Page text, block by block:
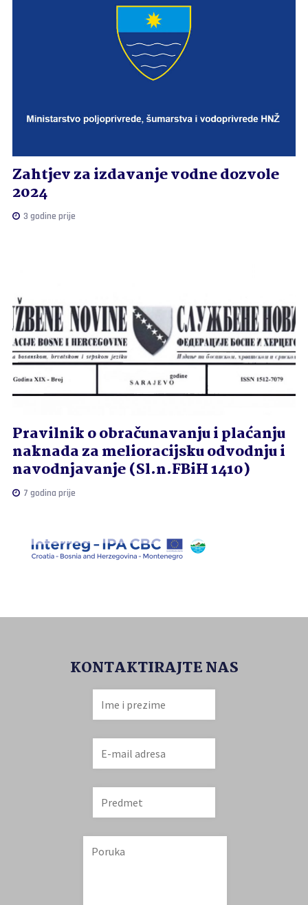
Zahtjev za izdavanje vodne dozvole
2024
3 godine prije
Pravilnik o obračunavanju i plaćanju
naknada za melioracijsku odvodnju i
navodnjavanje (Sl.n.FBiH 1410)
7 godina prije
KONTAKTIRAJTE NAS